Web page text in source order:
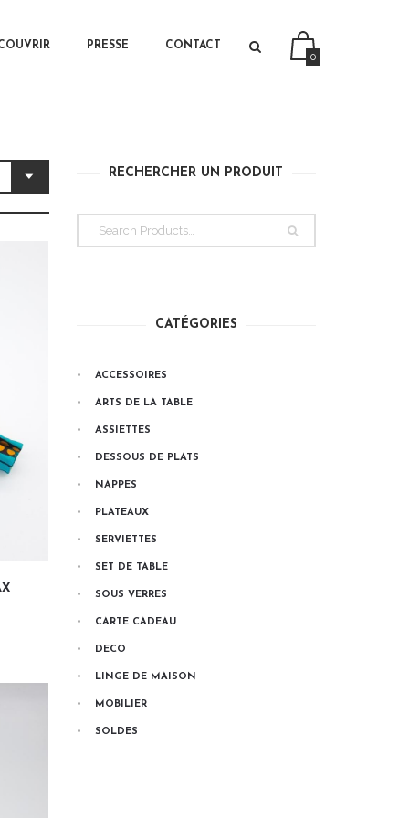
CONTENT
CONTENT
PRESSE CONTACT
0
RECHERCHER UN PRODUIT
CATÉGORIES
ACCESSOIRES
ARTS DE LA TABLE
ASSIETTES
DESSOUS DE PLATS
NAPPES
PLATEAUX
SERVIETTES
SET DE TABLE
SOUS VERRES
CARTE CADEAU
DECO
LINGE DE MAISON
MOBILIER
SOLDES